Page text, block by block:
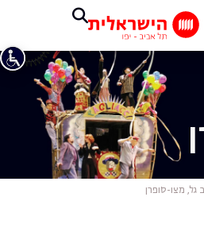
כוכב גל,
גל, מצו-סופרן